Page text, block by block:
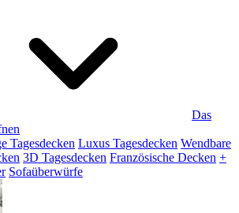
Das
Tagesdecken Luxus Tagesdecken Wendbare
3D Tagesdecken Französische Decken +
Sofaüberwürfe